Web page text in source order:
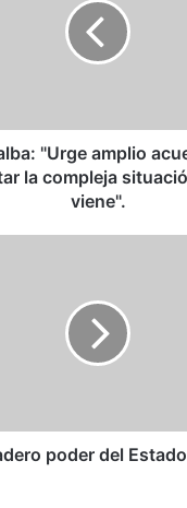
"Urge amplio
la compleja
viene".
poder del